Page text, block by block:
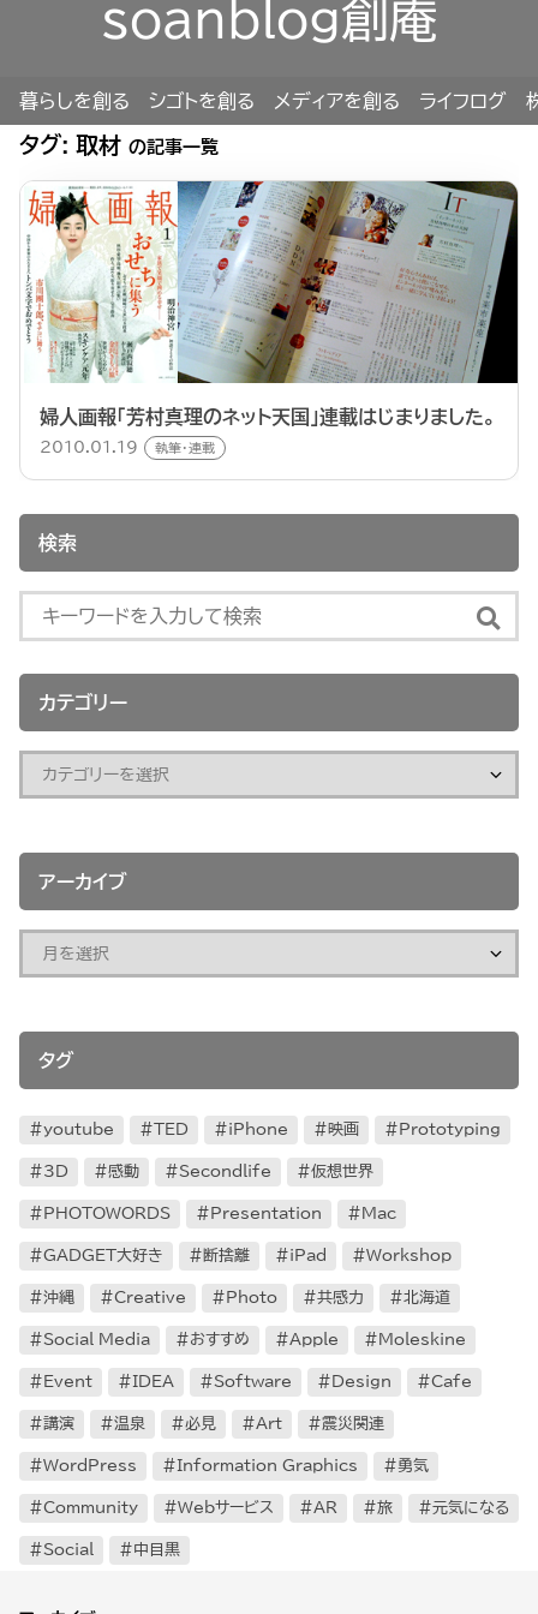
soanblog創庵
暮らしを創る シゴトを創る メディアを創る ライフログ
タグ: 取材 の記事一覧
婦人画報「芳村真理のネット天国」連載はじまりました。
2010.01.19 執筆・連載
検索
カテゴリー
アーカイブ
タグ
youtube TED iPhone 映画 Prototyping
3D 感動 Secondlife 仮想世界
PHOTOWORDS Presentation Mac
GADGET大好き 断捨離 iPad Workshop
沖縄 Creative Photo 共感力 北海道
Social Media おすすめ Apple Moleskine
Event IDEA Software Design Cafe
講演 温泉 必見 Art 震災関連
WordPress Information Graphics 勇気
Community Webサービス AR 旅 元気になる
Social 中目黒